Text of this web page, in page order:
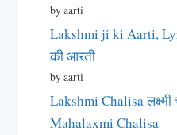
by aarti
Lakshmi ji ki Aarti,
की आरती
by aarti
Lakshmi Chalisa लक्ष्मी
Mahalaxmi Chalisa